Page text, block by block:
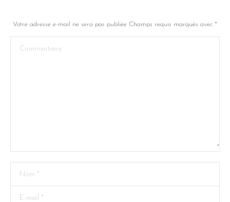
Votre adresse e-mail ne sera pas publiée Champs requis marqués avec *
Commentaire
Nom *
E-mail *